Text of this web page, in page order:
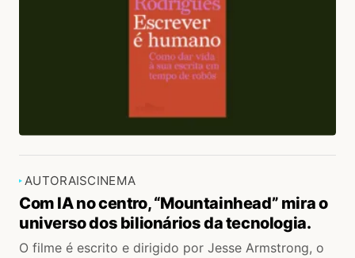
AUTORAISCINEMA
Com IA no centro, “Mountainhead” mira o
universo dos bilionários da tecnologia.
O filme é escrito e dirigido por Jesse Armstrong, o